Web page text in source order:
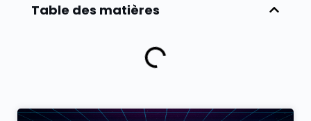
Table des matières